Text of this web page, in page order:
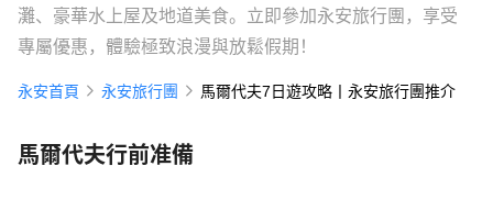
灘、豪華水上屋及地道美食。立即參加永安旅行團，享受
專屬優惠，體驗極致浪漫與放鬆假期！
永安首頁 永安旅行團 馬爾代夫7日遊攻略丨永安旅行團推介
馬爾代夫行前准備